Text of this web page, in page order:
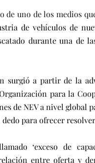
de uno de los medios
de vehículos de
durante una de
surgió a partir de la
para la
de NEV a nivel
para ofrecer
‘exceso de
entre oferta y